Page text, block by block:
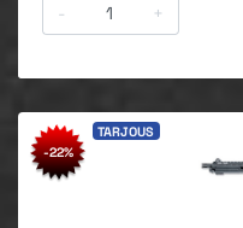
- +
-22%
TARJOUS